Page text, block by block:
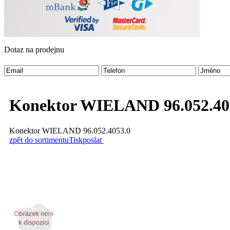
Dotaz na prodejnu
Konektor WIELAND
Konektor WIELAND 96.052.4053.0
zpět do sortimentuTiskposlat